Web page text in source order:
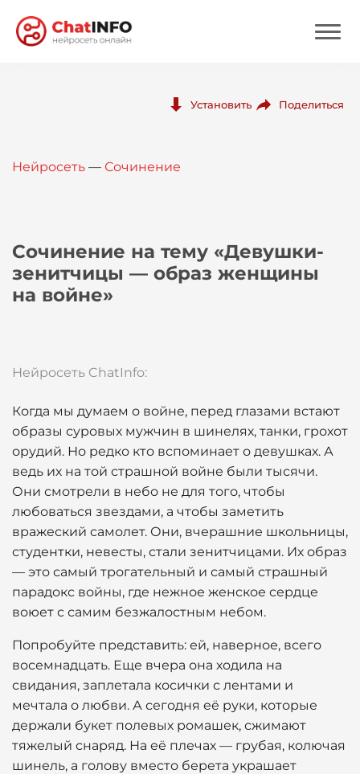
Вход
Установить Поделиться
Нейросеть — Сочинение
Сочинение на тему «Девушки-
зенитчицы — образ женщины
на войне»
Нейросеть ChatInfo:
Когда мы думаем о войне, перед глазами встают
образы суровых мужчин в шинелях, танки, грохот
орудий. Но редко кто вспоминает о девушках. А
ведь их на той страшной войне были тысячи.
Они смотрели в небо не для того, чтобы
любоваться звездами, а чтобы заметить
вражеский самолет. Они, вчерашние школьницы,
студентки, невесты, стали зенитчицами. Их образ
— это самый трогательный и самый страшный
парадокс войны, где нежное женское сердце
воюет с самим безжалостным небом.
Попробуйте представить: ей, наверное, всего
восемнадцать. Еще вчера она ходила на
свидания, заплетала косички с лентами и
мечтала о любви. А сегодня её руки, которые
держали букет полевых ромашек, сжимают
тяжелый снаряд. На её плечах — грубая, колючая
шинель, а голову вместо берета украшает